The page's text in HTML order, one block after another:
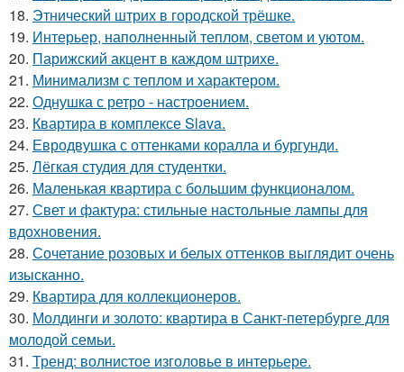
18. Этнический штрих в городской трёшке.
19. Интерьер, наполненный теплом, светом и уютом.
20. Парижский акцент в каждом штрихе.
21. Минимализм с теплом и характером.
22. Однушка с ретро - настроением.
23. Квартира в комплексе Slava.
24. Евродвушка с оттенками коралла и бургунди.
25. Лёгкая студия для студентки.
26. Маленькая квартира с большим функционалом.
27. Свет и фактура: стильные настольные лампы для
вдохновения.
28. Сочетание розовых и белых оттенков выглядит очень
изысканно.
29. Квартира для коллекционеров.
30. Молдинги и золото: квартира в Санкт-петербурге для
молодой семьи.
31. Тренд: волнистое изголовье в интерьере.